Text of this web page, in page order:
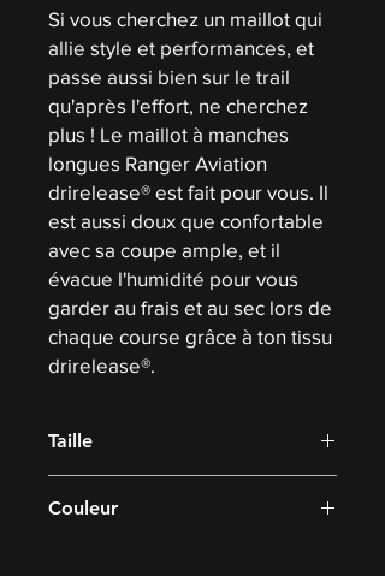
Si vous cherchez un maillot qui
allie style et performances, et
passe aussi bien sur le trail
qu'après l'effort, ne cherchez
plus ! Le maillot à manches
longues Ranger Aviation
drirelease® est fait pour vous. Il
est aussi doux que confortable
avec sa coupe ample, et il
évacue l'humidité pour vous
garder au frais et au sec lors de
chaque course grâce à ton tissu
drirelease®.
Taille
M
Couleur